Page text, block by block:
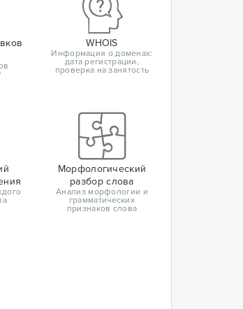
WHOIS
Информация о доменах:
дата регистрации,
проверка на занятость
Морфологический
разбор слова
Анализ морфологии и
грамматических
признаков слова